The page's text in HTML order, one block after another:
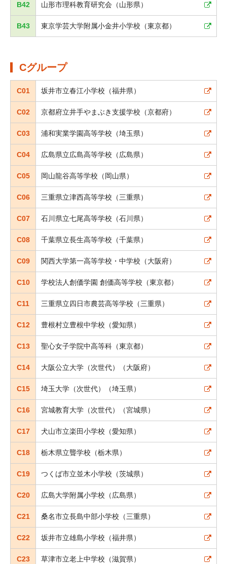
B42 山形市理科教育研究会（山形県）
B43 東京学芸大学附属小金井小学校（東京都）
Cグループ
C01 坂井市立春江小学校（福井県）
C02 京都府立井手やまぶき支援学校（京都府）
C03 浦和実業学園高等学校（埼玉県）
C04 広島県立広島高等学校（広島県）
C05 岡山龍谷高等学校（岡山県）
C06 三重県立津西高等学校（三重県）
C07 石川県立七尾高等学校（石川県）
C08 千葉県立長生高等学校（千葉県）
C09 関西大学第一高等学校・中学校（大阪府）
C10 学校法人創価学園 創価高等学校（東京都）
C11 三重県立四日市農芸高等学校（三重県）
C12 豊根村立豊根中学校（愛知県）
C13 聖心女子学院中高等科（東京都）
C14 大阪公立大学（次世代）（大阪府）
C15 埼玉大学（次世代）（埼玉県）
C16 宮城教育大学（次世代）（宮城県）
C17 犬山市立楽田小学校（愛知県）
C18 栃木県立聾学校（栃木県）
C19 つくば市立並木小学校（茨城県）
C20 広島大学附属小学校（広島県）
C21 桑名市立長島中部小学校（三重県）
C22 坂井市立雄島小学校（福井県）
C23 草津市立老上中学校（滋賀県）